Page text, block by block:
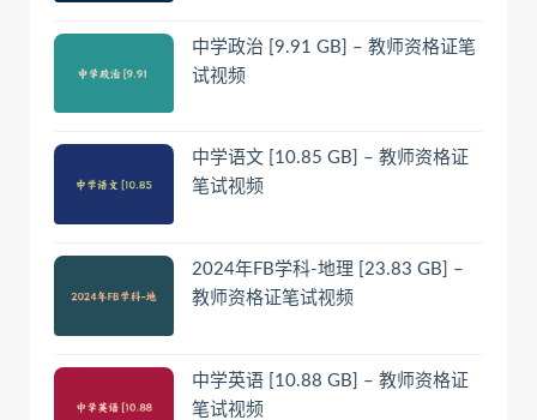
中学政治 [9.91 GB] – 教师资格证笔
试视频
中学语文 [10.85 GB] – 教师资格证
笔试视频
2024年FB学科-地理 [23.83 GB] –
教师资格证笔试视频
中学英语 [10.88 GB] – 教师资格证
笔试视频